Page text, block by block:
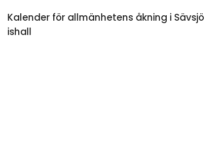
Kalender för allmänhetens åkning i Sävsjö
ishall